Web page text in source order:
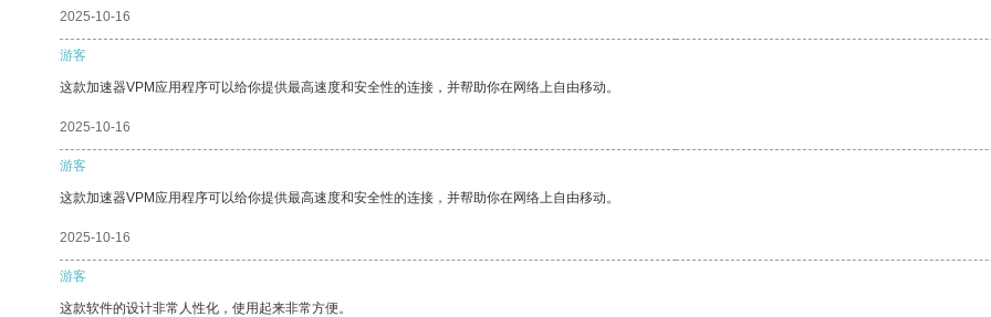
2025-10-16
游客
这款加速器VPM应用程序可以给你提供最高速度和安全性的连接，并帮助你在网络上自由移动。
2025-10-16
游客
这款加速器VPM应用程序可以给你提供最高速度和安全性的连接，并帮助你在网络上自由移动。
2025-10-16
游客
这款软件的设计非常人性化，使用起来非常方便。